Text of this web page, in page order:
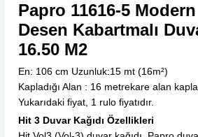
Papro 11616-5
Desen Kabartmalı
16.50 M2
En: 106 cm Uzunluk:15 mt (16m²)
Kapladığı Alan : 16 metrekare alan
Yukarıdaki fiyat, 1 rulo fiyatıdır.
Hit 3 Duvar Kağıdı Özellikleri